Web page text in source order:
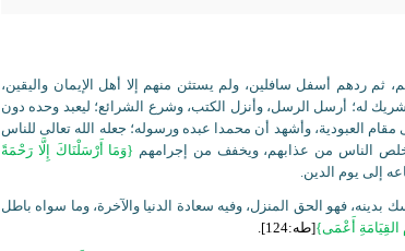
ردهم أسفل سافلين، ولم يستثن منهم إلا أهل الإيمان واليقين،
شريك له؛ أرسل الرسل، وأنزل الكتب، وشرع الشرائع؛ ليعبد وحده دون
العبودية، وأشهد أن محمدا عبده ورسوله؛ جعله الله تعالى للناس
ليخلص الناس من عذابهم، ويخفف من إجرامهم {وَمَا أَرْسَلْنَاكَ إِلَّا رَحْمَةً
إلى يوم الدين.
بدينه، فهو الحق المنزل، وفيه سعادة الدنيا والآخرة، وما سواه باطل
أَعْمَى}[طه:124].